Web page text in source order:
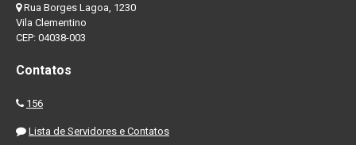
Rua Borges Lagoa, 1230
Vila Clementino
CEP: 04038-003
Contatos
156
Lista de Servidores e Contatos